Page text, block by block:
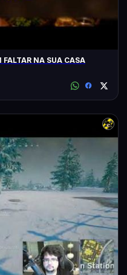
NA SUA CASA